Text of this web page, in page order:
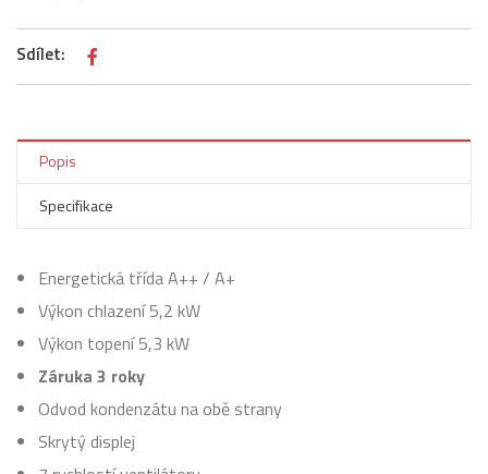
Sdílet:
Popis
Specifikace
Energetická třída A++ / A+
Výkon chlazení 5,2 kW
Výkon topení 5,3 kW
Záruka 3 roky
Odvod kondenzátu na obě strany
Skrytý displej